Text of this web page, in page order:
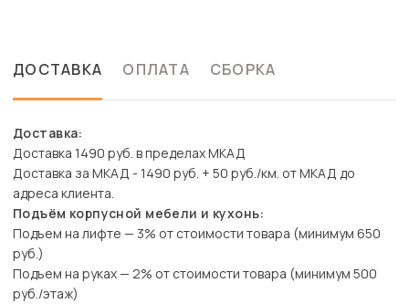
ДОСТАВКА ОПЛАТА СБОРКА
Доставка:
Доставка 1490 руб. в пределах МКАД
Доставка за МКАД - 1490 руб. + 50 руб./км. от МКАД до
адреса клиента.
Подъём корпусной мебели и кухонь:
Подъем на лифте — 3% от стоимости товара (минимум 650
руб.)
Подъем на руках — 2% от стоимости товара (минимум 500
руб./этаж)